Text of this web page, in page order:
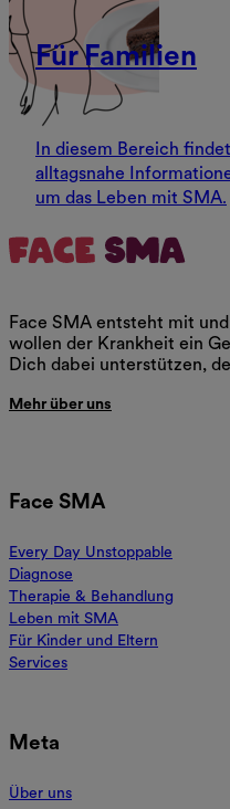
Für Familien
In diesem Bereich
alltagsnahe
um das Leben mit SMA.
Face SMA entsteht mit
wollen der Krankheit ein
Dich dabei unterstützen,
Mehr über uns
Face SMA
Every Day Unstoppable
Diagnose
Therapie & Behandlung
Leben mit SMA
Für Kinder und Eltern
Services
Meta
Über uns